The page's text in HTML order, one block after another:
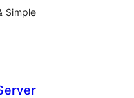
Simple